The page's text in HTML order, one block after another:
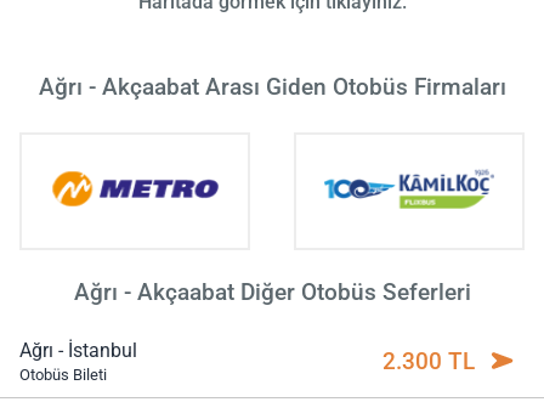
Ağrı - Akçaabat Arası Giden Otobüs Firmaları
Ağrı - Akçaabat Diğer Otobüs Seferleri
Ağrı - İstanbul
Otobüs Bileti 2.300 TL